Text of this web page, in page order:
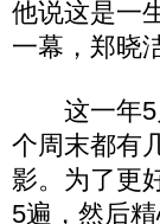
他说这是一
一幕，郑晓
这一年5
个周末都有
影。为了更
5遍，然后